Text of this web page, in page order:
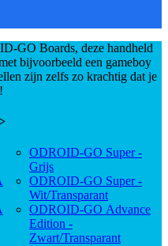
GO Boards, deze handheld
bijvoorbeeld een gameboy
zijn zelfs zo krachtig dat je
ODROID-GO Super -
Grijs
ODROID-GO Super -
Wit/Transparant
ODROID-GO Advance
Edition -
Zwart/Transparant